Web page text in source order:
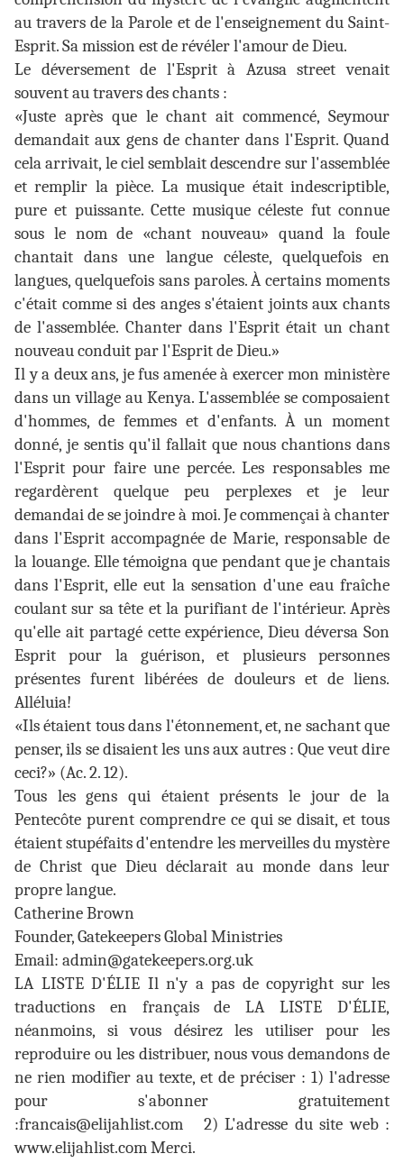
au travers de la Parole et de l'enseignement du Saint-
Esprit. Sa mission est de révéler l'amour de Dieu.
Le déversement de l'Esprit à Azusa street venait
souvent au travers des chants :
«Juste après que le chant ait commencé, Seymour
demandait aux gens de chanter dans l'Esprit. Quand
cela arrivait, le ciel semblait descendre sur l'assemblée
et remplir la pièce. La musique était indescriptible,
pure et puissante. Cette musique céleste fut connue
sous le nom de «chant nouveau» quand la foule
chantait dans une langue céleste, quelquefois en
langues, quelquefois sans paroles. À certains moments
c'était comme si des anges s'étaient joints aux chants
de l'assemblée. Chanter dans l'Esprit était un chant
nouveau conduit par l'Esprit de Dieu.»
Il y a deux ans, je fus amenée à exercer mon ministère
dans un village au Kenya. L'assemblée se composaient
d'hommes, de femmes et d'enfants. À un moment
donné, je sentis qu'il fallait que nous chantions dans
l'Esprit pour faire une percée. Les responsables me
regardèrent quelque peu perplexes et je leur
demandai de se joindre à moi. Je commençai à chanter
dans l'Esprit accompagnée de Marie, responsable de
la louange. Elle témoigna que pendant que je chantais
dans l'Esprit, elle eut la sensation d'une eau fraîche
coulant sur sa tête et la purifiant de l'intérieur. Après
qu'elle ait partagé cette expérience, Dieu déversa Son
Esprit pour la guérison, et plusieurs personnes
présentes furent libérées de douleurs et de liens.
Alléluia!
«Ils étaient tous dans l'étonnement, et, ne sachant que
penser, ils se disaient les uns aux autres : Que veut dire
ceci?» (Ac. 2. 12).
Tous les gens qui étaient présents le jour de la
Pentecôte purent comprendre ce qui se disait, et tous
étaient stupéfaits d'entendre les merveilles du mystère
de Christ que Dieu déclarait au monde dans leur
propre langue.
Catherine Brown
Founder, Gatekeepers Global Ministries
Email: admin@gatekeepers.org.uk
LA LISTE D'ÉLIE Il n'y a pas de copyright sur les
traductions en français de LA LISTE D'ÉLIE,
néanmoins, si vous désirez les utiliser pour les
reproduire ou les distribuer, nous vous demandons de
ne rien modifier au texte, et de préciser : 1) l'adresse
pour s'abonner gratuitement
:francais@elijahlist.com
2) L'adresse du site web :
www.elijahlist.com Merci.